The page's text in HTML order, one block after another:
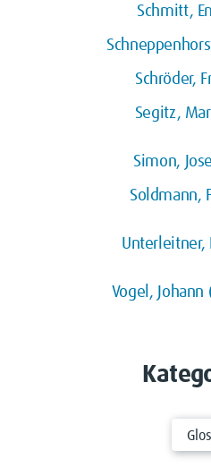
Schmitt,
Schröder,
Segitz,
Simon,
Soldmann,
Unterleitner,
Vogel, Johann